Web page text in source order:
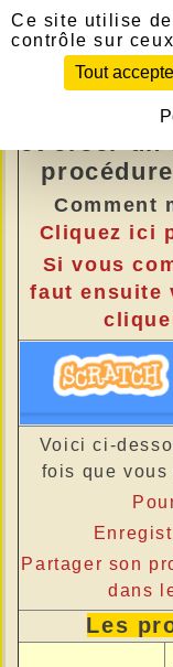
La
le studio
Il faut
et créer un
Comment
Cliquez ici
Si vous
faut ensuite
Voici ci-
fois que vous
Partager son
dans
Les
Panneau de
Ce site utilise
contrôle sur
Tout